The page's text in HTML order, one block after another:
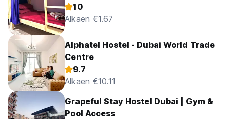
10
Alkaen €1.67
Alphatel Hostel - Dubai World Trade
Centre
9.7
Alkaen €10.11
Grapeful Stay Hostel Dubai | Gym &
Pool Access